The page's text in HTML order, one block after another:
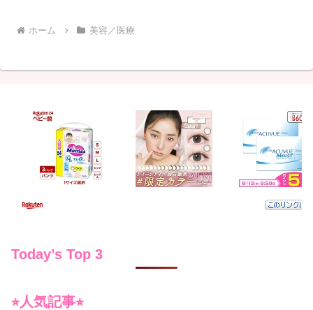
ホーム 美容／医療
Today’s Top 3
⭐︎人気記事⭐︎